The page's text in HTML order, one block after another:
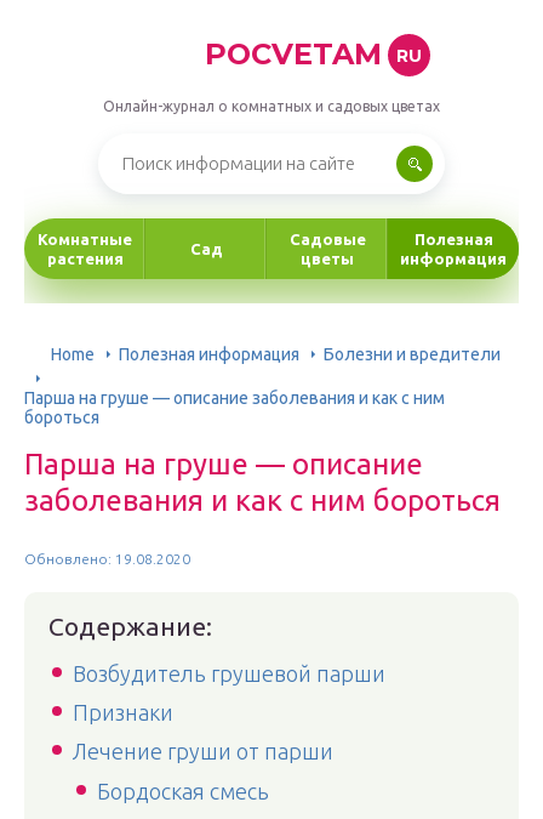
POCVETAM RU
Онлайн-журнал о комнатных и садовых цветах
Комнатные
растения
Сад
Садовые
цветы
Полезная
информация
Home Полезная информация Болезни и вредители
Парша на груше — описание заболевания и как с ним
бороться
Парша на груше — описание
заболевания и как с ним бороться
Обновлено: 19.08.2020
Содержание:
Возбудитель грушевой парши
Признаки
Лечение груши от парши
Бордоская смесь